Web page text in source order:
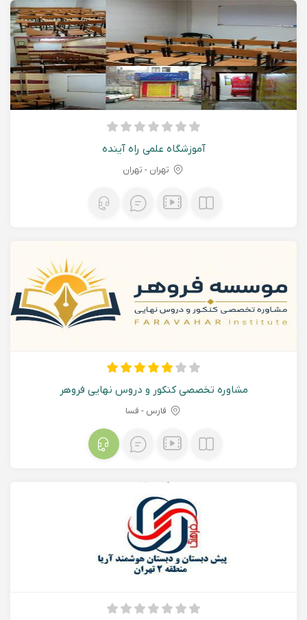
آموزشگاه علمی راه آینده
تهران - تهران
مشاوره تخصصی کنکور و دروس نهایی فروهر
فارس - فسا